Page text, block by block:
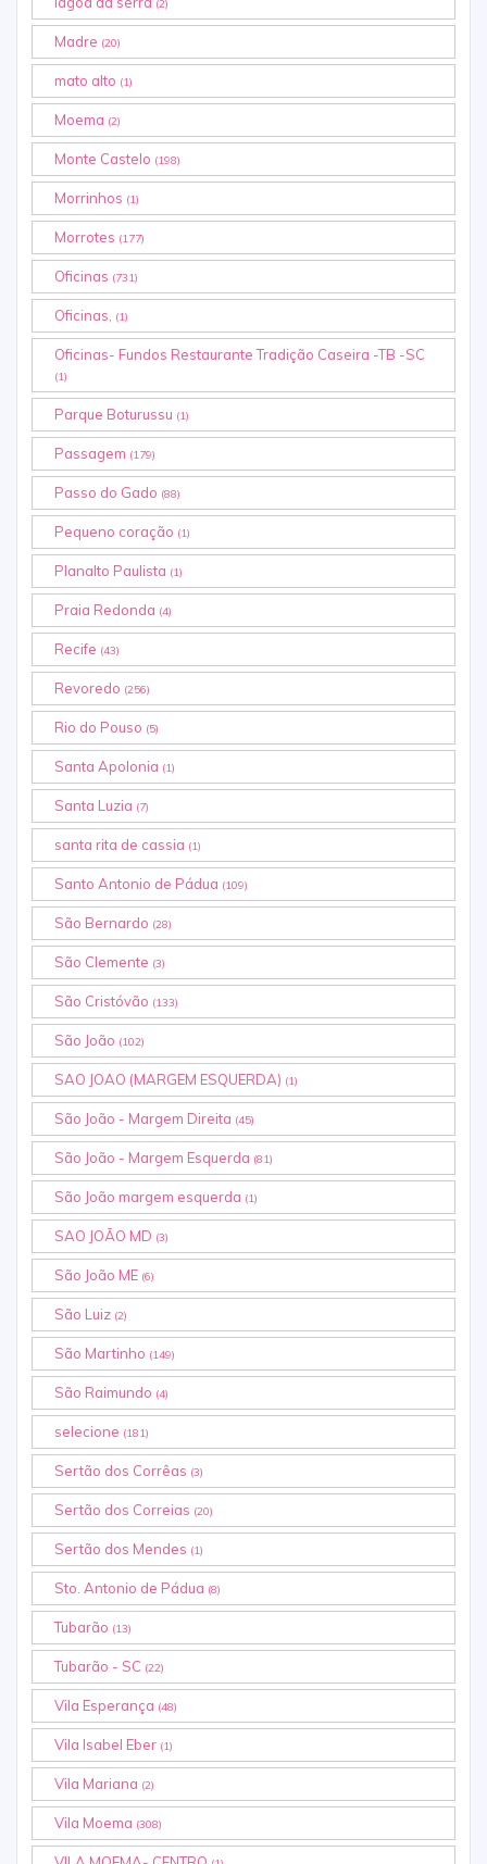
(2)
Madre (20)
mato alto (1)
Moema (2)
Monte Castelo (198)
Morrinhos (1)
Morrotes (177)
Oficinas (731)
Oficinas, (1)
Oficinas- Fundos Restaurante Tradição Caseira -TB -SC
(1)
Parque Boturussu (1)
Passagem (179)
Passo do Gado (88)
Pequeno coração (1)
Planalto Paulista (1)
Praia Redonda (4)
Recife (43)
Revoredo (256)
Rio do Pouso (5)
Santa Apolonia (1)
Santa Luzia (7)
santa rita de cassia (1)
Santo Antonio de Pádua (109)
São Bernardo (28)
São Clemente (3)
São Cristóvão (133)
São João (102)
SAO JOAO (MARGEM ESQUERDA) (1)
São João - Margem Direita (45)
São João - Margem Esquerda (81)
São João margem esquerda (1)
SAO JOÃO MD (3)
São João ME (6)
São Luiz (2)
São Martinho (149)
São Raimundo (4)
selecione (181)
Sertão dos Corrêas (3)
Sertão dos Correias (20)
Sertão dos Mendes (1)
Sto. Antonio de Pádua (8)
Tubarão (13)
Tubarão - SC (22)
Vila Esperança (48)
Vila Isabel Eber (1)
Vila Mariana (2)
Vila Moema (308)